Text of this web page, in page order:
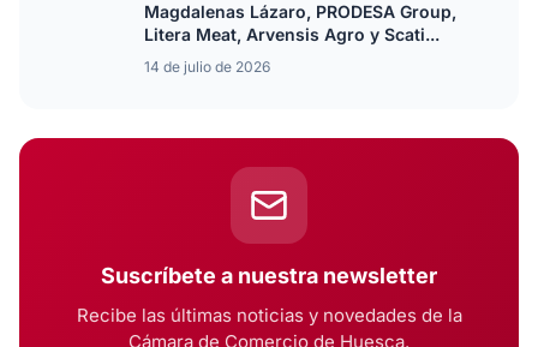
Magdalenas Lázaro, PRODESA Group,
Litera Meat, Arvensis Agro y Scati...
14 de julio de 2026
Suscríbete a nuestra newsletter
Recibe las últimas noticias y novedades de la
Cámara de Comercio de Huesca.